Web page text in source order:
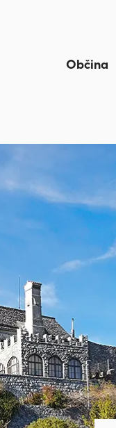
Občina